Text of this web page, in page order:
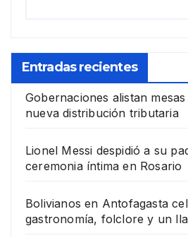
Entradas recientes
Gobernaciones alistan
nueva distribución tributaria
Lionel Messi despidió a su
ceremonia íntima en Rosario
Bolivianos en Antofagasta
gastronomía, folclore y un